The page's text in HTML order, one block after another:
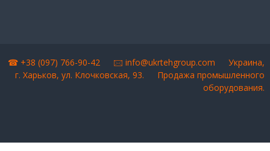
☎ +38 (097) 766-90-42 🖂info@ukrtehgroup.com Украина,
г. Харьков, ул. Клочковская, 93. Продажа промышленного
оборудования.